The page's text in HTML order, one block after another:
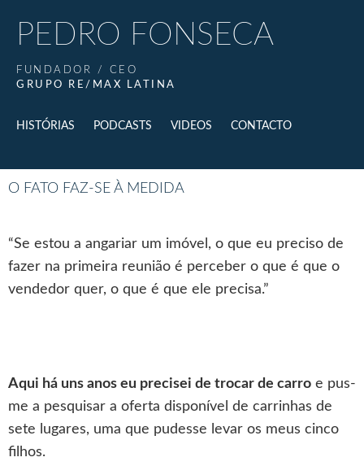
PEDRO FONSECA
FUNDADOR / CEO
GRUPO RE/MAX LATINA
HISTÓRIAS PODCASTS VIDEOS CONTACTO
O FATO FAZ-SE À MEDIDA
“Se estou a angariar um imóvel, o que eu preciso de
fazer na primeira reunião é perceber o que é que o
vendedor quer, o que é que ele precisa.”
Aqui há uns anos eu precisei de trocar de carro e pus-
me a pesquisar a oferta disponível de carrinhas de
sete lugares, uma que pudesse levar os meus cinco
filhos.